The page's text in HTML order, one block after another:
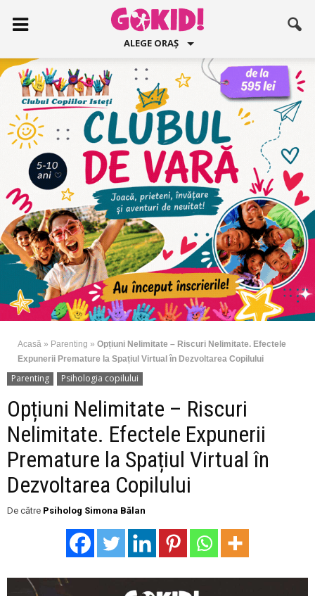
ALEGE ORAȘ
Acasă » Parenting » Opțiuni Nelimitate – Riscuri Nelimitate. Efectele
Expunerii Premature la Spațiul Virtual în Dezvoltarea Copilului
Parenting Psihologia copilului
Opțiuni Nelimitate – Riscuri
Nelimitate. Efectele Expunerii
Premature la Spațiul Virtual în
Dezvoltarea Copilului
De către Psiholog Simona Bălan